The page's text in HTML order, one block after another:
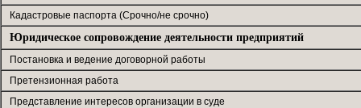
Кадастровые паспорта (Срочно/не срочно)
Юридическое сопровождение деятельности предприятий
Постановка и ведение договорной работы
Претензионная работа
Представление интересов организации в суде